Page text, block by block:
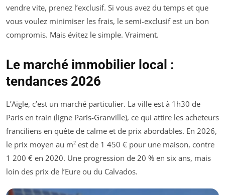
vendre vite, prenez l’exclusif. Si vous avez du temps et que
vous voulez minimiser les frais, le semi-exclusif est un bon
compromis. Mais évitez le simple. Vraiment.
Le marché immobilier local :
tendances 2026
L’Aigle, c’est un marché particulier. La ville est à 1h30 de
Paris en train (ligne Paris-Granville), ce qui attire les acheteurs
franciliens en quête de calme et de prix abordables. En 2026,
le prix moyen au m² est de 1 450 € pour une maison, contre
1 200 € en 2020. Une progression de 20 % en six ans, mais
loin des prix de l’Eure ou du Calvados.